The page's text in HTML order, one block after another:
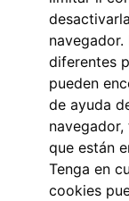
diferentes
pueden
de ayuda
que están
Tenga en
cookies